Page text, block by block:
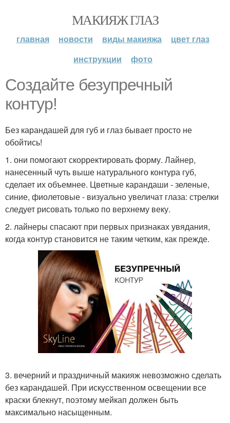
МАКИЯЖ ГЛАЗ
главная новости виды макияжа
цвет глаз
инструкции
фото
Создайте безупречный
контур!
Без карандашей для губ и глаз бывает просто не
обойтись!
1. они помогают скорректировать форму. Лайнер,
нанесенный чуть выше натурального контура губ,
сделает их объемнее. Цветные карандаши - зеленые,
синие, фиолетовые - визуально увеличат глаза: стрелки
следует рисовать только по верхнему веку.
2. лайнеры спасают при первых признаках увядания,
когда контур становится не таким четким, как прежде.
3. вечерний и праздничный макияж невозможно сделать
без карандашей. При искусственном освещении все
краски блекнут, поэтому мейкап должен быть
максимально насыщенным.